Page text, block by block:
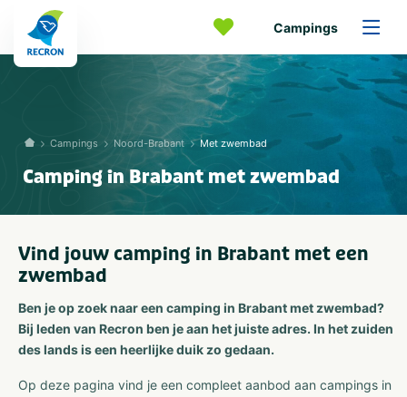
Campings
Campings Noord-Brabant Met zwembad
Camping in Brabant met zwembad
Vind jouw camping in Brabant met een
zwembad
Ben je op zoek naar een camping in Brabant met zwembad?
Bij leden van Recron ben je aan het juiste adres. In het zuiden
des lands is een heerlijke duik zo gedaan.
Op deze pagina vind je een compleet aanbod aan campings in